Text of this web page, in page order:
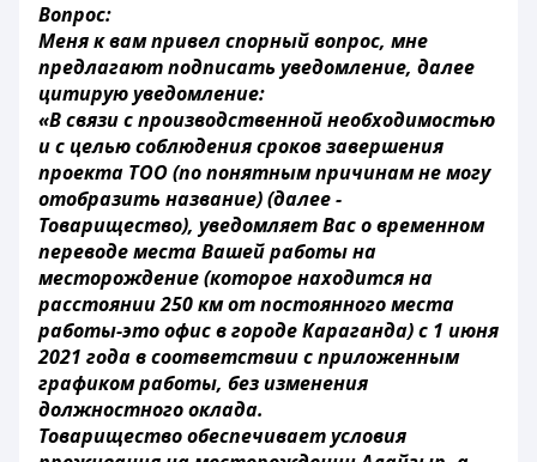
Вопрос:
Меня к вам привел спорный вопрос, мне
предлагают подписать уведомление, далее
цитирую уведомление:
«В связи с производственной необходимостью
и с целью соблюдения сроков завершения
проекта ТОО (по понятным причинам не могу
отобразить название) (далее -
Товарищество), уведомляет Вас о временном
переводе места Вашей работы на
месторождение (которое находится на
расстоянии 250 км от постоянного места
работы-это офис в городе Караганда) с 1 июня
2021 года в соответствии с приложенным
графиком работы, без изменения
должностного оклада.
Товарищество обеспечивает условия